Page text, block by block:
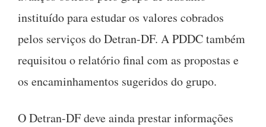
instituído para estudar os valores cobrados
pelos serviços do Detran-DF. A PDDC também
requisitou o relatório final com as propostas e
os encaminhamentos sugeridos do grupo.
O Detran-DF deve ainda prestar informações